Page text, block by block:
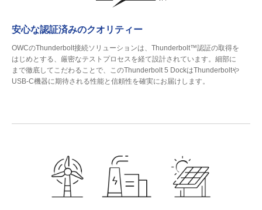
安心な認証済みのクオリティー
OWCのThunderbolt接続ソリューションは、Thunderbolt™認証の取得を
はじめとする、厳密なテストプロセスを経て設計されています。細部に
まで徹底してこだわることで、このThunderbolt 5 DockはThunderboltや
USB-C機器に期待される性能と信頼性を確実にお届けします。